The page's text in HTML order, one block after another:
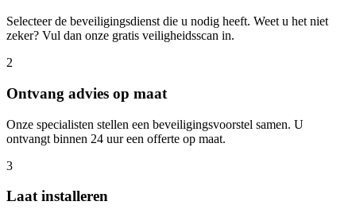
Selecteer de beveiligingsdienst die u nodig heeft. Weet u het niet
zeker? Vul dan onze gratis veiligheidsscan in.
2
Ontvang advies op maat
Onze specialisten stellen een beveiligingsvoorstel samen. U
ontvangt binnen 24 uur een offerte op maat.
3
Laat installeren